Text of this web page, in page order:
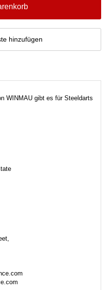
hinzufügen
WINMAU gibt es für Steeldarts